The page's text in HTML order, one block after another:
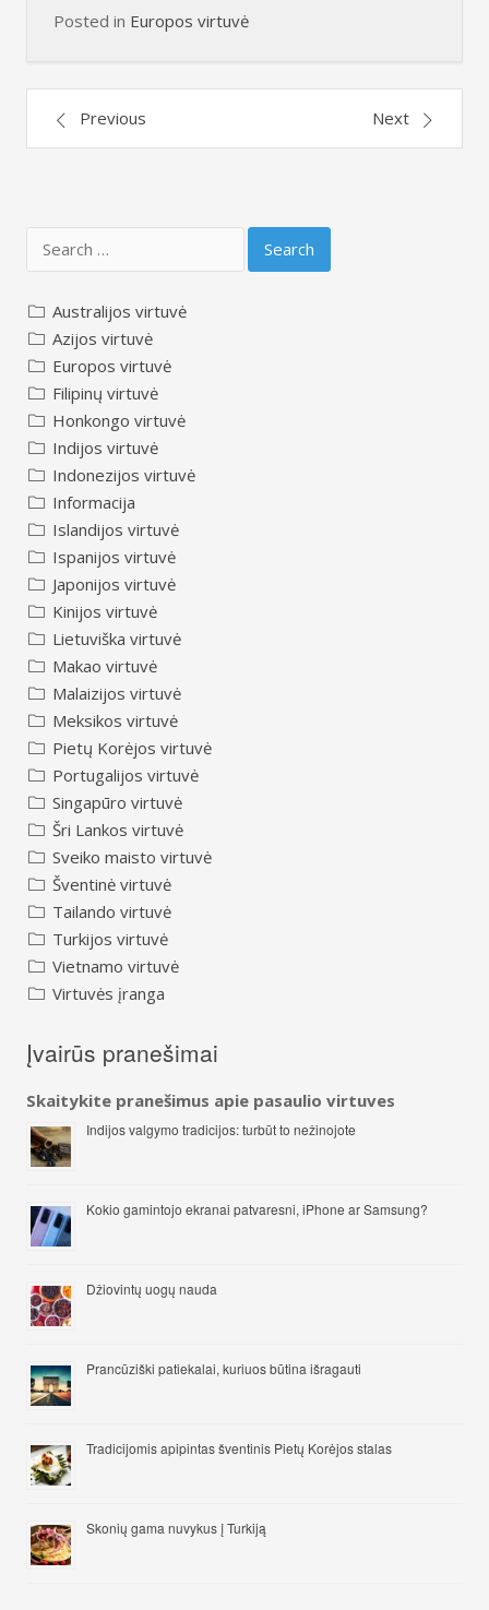
Posted in Europos virtuvė
PostPrevious Next
for:
Australijos virtuvė
Azijos virtuvė
Europos virtuvė
Filipinų virtuvė
Honkongo virtuvė
Indijos virtuvė
Indonezijos virtuvė
Informacija
Islandijos virtuvė
Ispanijos virtuvė
Japonijos virtuvė
Kinijos virtuvė
Lietuviška virtuvė
Makao virtuvė
Malaizijos virtuvė
Meksikos virtuvė
Pietų Korėjos virtuvė
Portugalijos virtuvė
Singapūro virtuvė
Šri Lankos virtuvė
Sveiko maisto virtuvė
Šventinė virtuvė
Tailando virtuvė
Turkijos virtuvė
Vietnamo virtuvė
Virtuvės įranga
Įvairūs pranešimai
Skaitykite pranešimus apie pasaulio virtuves
Indijos valgymo tradicijos: turbūt to nežinojote
Kokio gamintojo ekranai patvaresni, iPhone ar Samsung?
Džiovintų uogų nauda
Prancūziški patiekalai, kuriuos būtina išragauti
Tradicijomis apipintas šventinis Pietų Korėjos stalas
Skonių gama nuvykus į Turkiją